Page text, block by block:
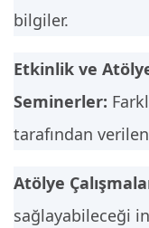
bilgiler.
Etkinlik ve
Seminerler:
tarafından
Atölye
sağlayabileceği